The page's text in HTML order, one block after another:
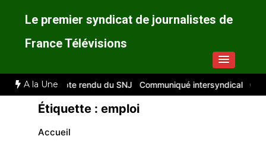
Le premier syndicat de journalistes de
France Télévisions
A la Une
2026 : compte rendu du SNJ Communiqué intersyndical
Étiquette : emploi
Accueil